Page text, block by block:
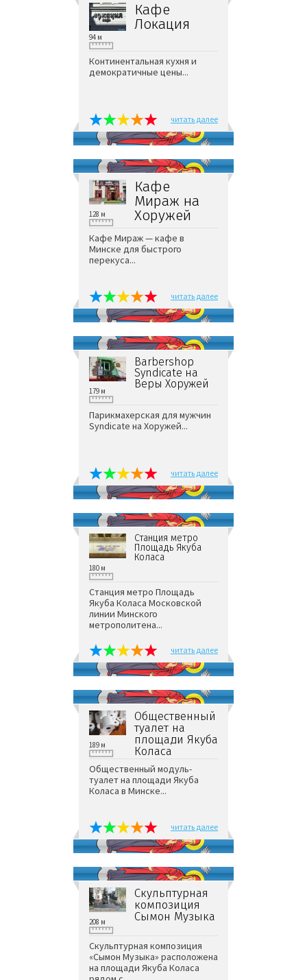
Кафе
Локация
94 м
Континентальная кухня и
демократичные цены...
читать далее
Кафе
Мираж на
Хоружей
128 м
Кафе Мираж — кафе в
Минске для быстрого
перекуса...
читать далее
Barbershop
Syndicate на
Веры Хоружей
179 м
Парикмахерская для мужчин
Syndicate на Хоружей...
читать далее
Станция метро
Площадь Якуба
Коласа
180 м
Станция метро Площадь
Якуба Коласа Московской
линии Минского
метрополитена...
читать далее
Общественный
туалет на
площади Якуба
Коласа
189 м
Общественный модуль-
туалет на площади Якуба
Коласа в Минске...
читать далее
Скульптурная
композиция
Сымон Музыка
208 м
Скульптурная композиция
«Сымон Музыка» расположена
на площади Якуба Коласа